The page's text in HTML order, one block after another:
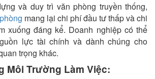
và duy trì văn phòng truyền thống,
mang lại chi phí đầu tư thấp và chi
xuống đáng kể. Doanh nghiệp có thể
lực tài chính và dành chúng cho
trọng khác.
Môi Trường Làm Việc: